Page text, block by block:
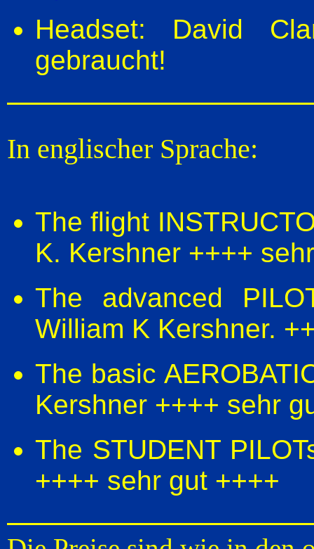
Headset: David
gebraucht!
In englischer Sprache:
The flight
K. Kershner ++++
The advanced
William K Kershner.
The basic
Kershner ++++ sehr
The STUDENT
++++ sehr gut ++++